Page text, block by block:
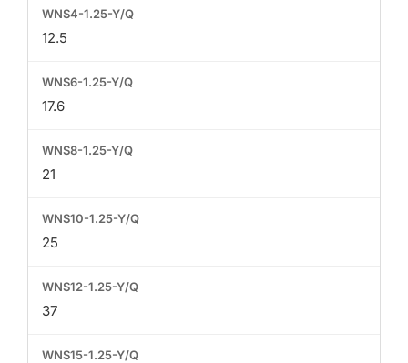
12.5
17.6
21
25
37